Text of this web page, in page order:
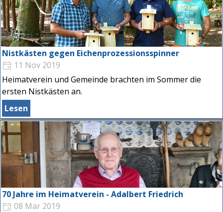
Nistkästen gegen Eichenprozessionsspinner
11 Nov 2019
Heimatverein und Gemeinde brachten im Sommer die
ersten Nistkästen an.
Lesen
70 Jahre im Heimatverein - Adalbert Friedrich
08 Mär 2019